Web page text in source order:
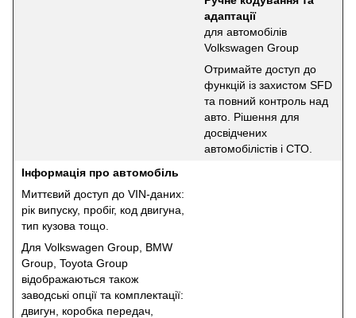
адаптації
для автомобілів
Volkswagen Group
Отримайте доступ до
функцій із захистом SFD
та повний контроль над
авто. Рішення для
досвідчених
автомобілістів і СТО.
Інформація про автомобіль
Миттєвий доступ до VIN-даних:
рік випуску, пробіг, код двигуна,
тип кузова тощо.
Для Volkswagen Group, BMW
Group, Toyota Group
відображаються також
заводські опції та комплектації:
двигун, коробка передач,